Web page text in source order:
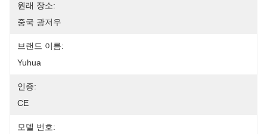
원래 장소:
중국 광저우
브랜드 이름:
Yuhua
인증:
CE
모델 번호: